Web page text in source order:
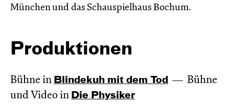
München und das Schauspielhaus Bochum.
Produktionen
Bühne in Blinde­kuh mit dem Tod
Bühne
und Video in Die Physiker